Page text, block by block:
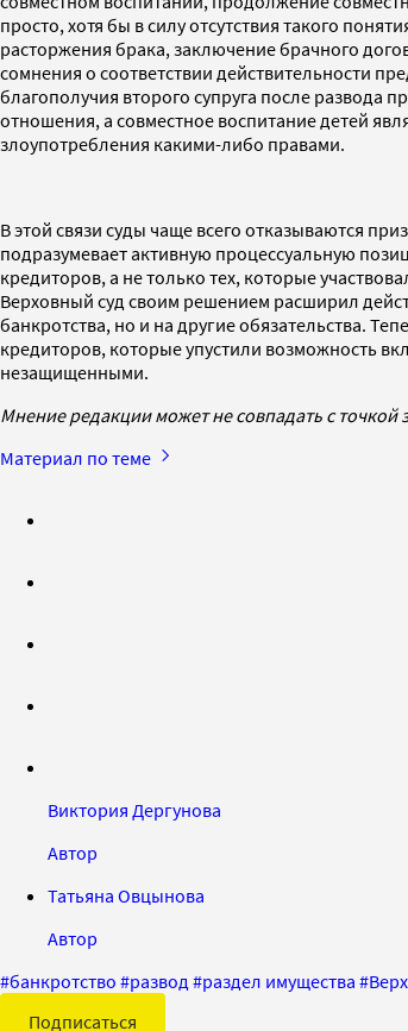
просто, хотя бы в силу отсутствия такого
расторжения брака, заключение брачного
сомнения о соответствии действительности
благополучия второго супруга после развода
отношения, а совместное воспитание детей
злоупотребления какими-либо правами.
В этой связи суды чаще всего отказываются
подразумевает активную процессуальную
кредиторов, а не только тех, которые
Верховный суд своим решением расширил
банкротства, но и на другие обязательства.
кредиторов, которые упустили возможность
незащищенными.
Мнение редакции может не совпадать с точкой
Материал по теме
Виктория Дергунова
Автор
Татьяна Овцынова
Автор
#банкротство #развод#раздел имущества #
Подписаться